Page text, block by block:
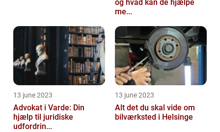
og hvad kan de hjælpe
me...
13 june 2023
Advokat i Varde: Din
hjælp til juridiske
udfordrin...
13 june 2023
Alt det du skal vide om
bilværksted i Helsinge